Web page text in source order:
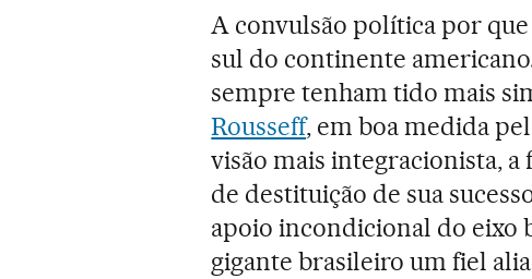
A convulsão política por que
sul do continente
sempre tenham tido mais
Rousseff, em boa medida
visão mais integracionista,
de destituição de sua
apoio incondicional do eixo
gigante brasileiro um fiel